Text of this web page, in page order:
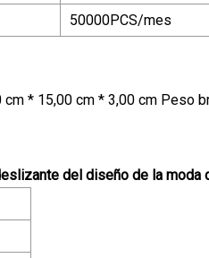
50000PCS/mes
* 15,00 cm * 3,00 cm Peso
del diseño de la moda